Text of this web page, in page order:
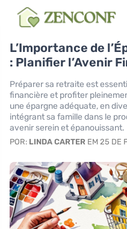
L’Importance de
: Planifier l’Avenir
Préparer sa retraite est
financière et profiter
une épargne adéquate, en
intégrant sa famille dans le
avenir serein et épanouissant.
POR: LINDA CARTER EM 25 DE